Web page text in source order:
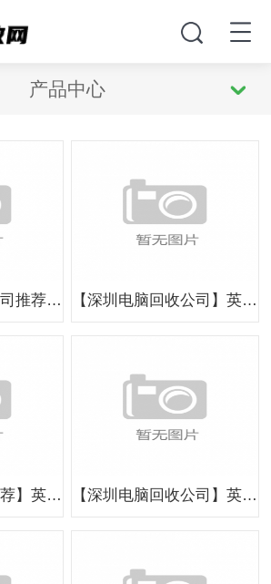
产品中心
【深圳电脑回收公司推荐】英耀再生，注重客户体验与服务 【深圳电脑回收公司】英耀再生，提供全面电脑回收方案
【深圳电脑回收推荐】英耀再生，引领行业创新发展 【深圳电脑回收公司】英耀再生，专业、可靠、环保的典范